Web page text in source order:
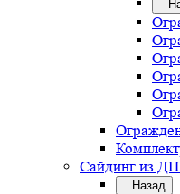
Сайдинг из
Назад